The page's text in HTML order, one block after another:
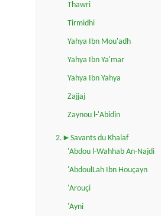
Thawri
Tirmidhi
Yahya Ibn Mou'adh
Yahya Ibn Ya'mar
Yahya Ibn Yahya
Zajjaj
Zaynou l-'Abidin
2.►Savants du Khalaf
'Abdou l-Wahhab An-Najdi
'AbdoulLah Ibn Houçayn
'Arouçi
'Ayni